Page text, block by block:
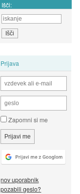
Išči:
Prijava
Zapomni si me
nov uporabnik
pozabili geslo?